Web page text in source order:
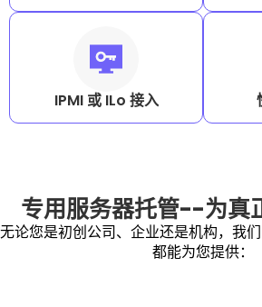
IPMI 或 ILo 接入
专用服务器托管--为真
无论您是初创公司、企业还是机构，我
都能为您提供：